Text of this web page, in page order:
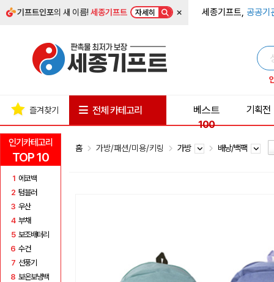
기프트인포의 새 이름!세종기프트 자세히 × 세종기프트, 공공기
인기카테고리
TOP 10
1 에코백
2 텀블러
3 우산
4 부채
5 보조배터리
6 수건
7 선풍기
8 보온보냉백
즐겨찾기 전체 카테고리
베스트
100
기획전
홈 가방/패션/미용/키링 가방 배낭/백팩